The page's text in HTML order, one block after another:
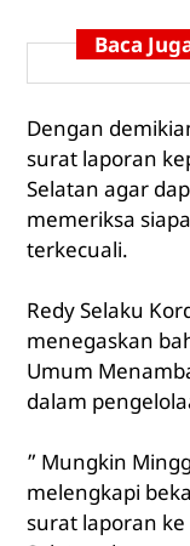
Baca
Dengan
surat laporan
Selatan agar
memeriksa
terkecuali.
Redy Selaku
menegaskan
Umum
dalam
” Mungkin
melengkapi
surat laporan